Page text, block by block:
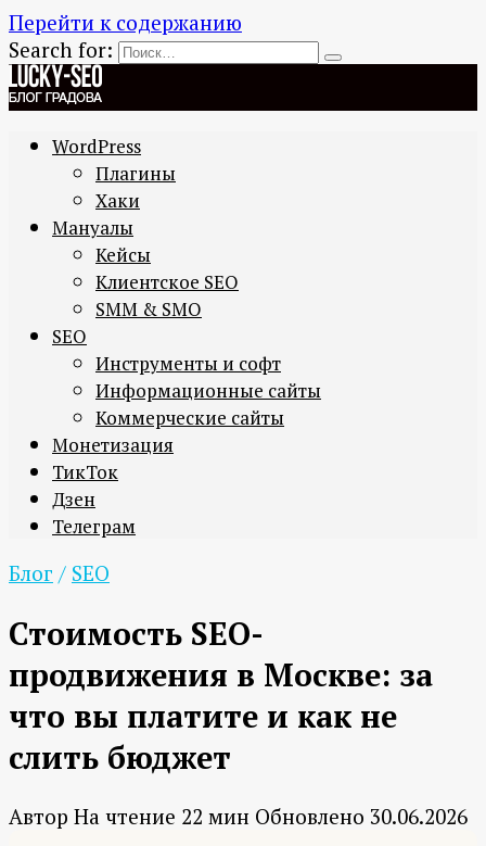
Перейти к содержанию
Search for:
WordPress
Плагины
Хаки
Мануалы
Кейсы
Клиентское SEO
SMM & SMO
SEO
Инструменты и софт
Информационные сайты
Коммерческие сайты
Монетизация
ТикТок
Дзен
Телеграм
Блог / SEO
Стоимость SEO-
продвижения в Москве: за
что вы платите и как не
слить бюджет
Автор На чтение 22 мин Обновлено 30.06.2026